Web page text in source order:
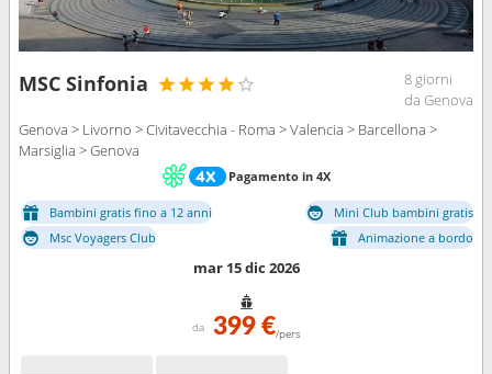
MSC Sinfonia
8 giorni
da Genova
Genova > Livorno > Civitavecchia - Roma > Valencia > Barcellona >
Marsiglia > Genova
Pagamento in 4X
Bambini gratis fino a 12 anni
Mini Club bambini gratis
Msc Voyagers Club
Animazione a bordo
mar 15 dic 2026
da 399 €/pers